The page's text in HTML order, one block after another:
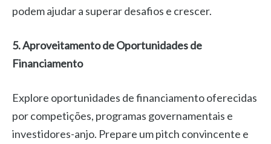
podem ajudar a superar desafios e crescer.
5. Aproveitamento de Oportunidades de
Financiamento
Explore oportunidades de financiamento oferecidas
por competições, programas governamentais e
investidores-anjo. Prepare um pitch convincente e